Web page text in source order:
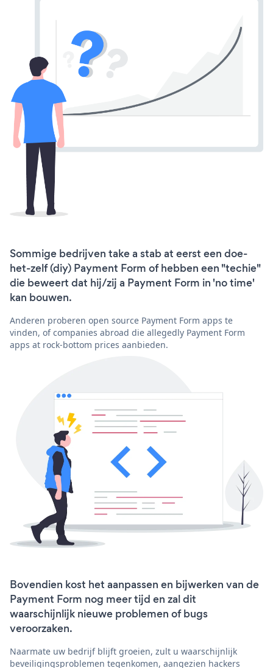
Sommige bedrijven take a stab at eerst een doe-
het-zelf (diy) Payment Form of hebben een "techie"
die beweert dat hij/zij a Payment Form in 'no time'
kan bouwen.
Anderen proberen open source Payment Form apps te
vinden, of companies abroad die allegedly Payment Form
apps at rock-bottom prices aanbieden.
Bovendien kost het aanpassen en bijwerken van de
Payment Form nog meer tijd en zal dit
waarschijnlijk nieuwe problemen of bugs
veroorzaken.
Naarmate uw bedrijf blijft groeien, zult u waarschijnlijk
beveiligingsproblemen tegenkomen, aangezien hackers